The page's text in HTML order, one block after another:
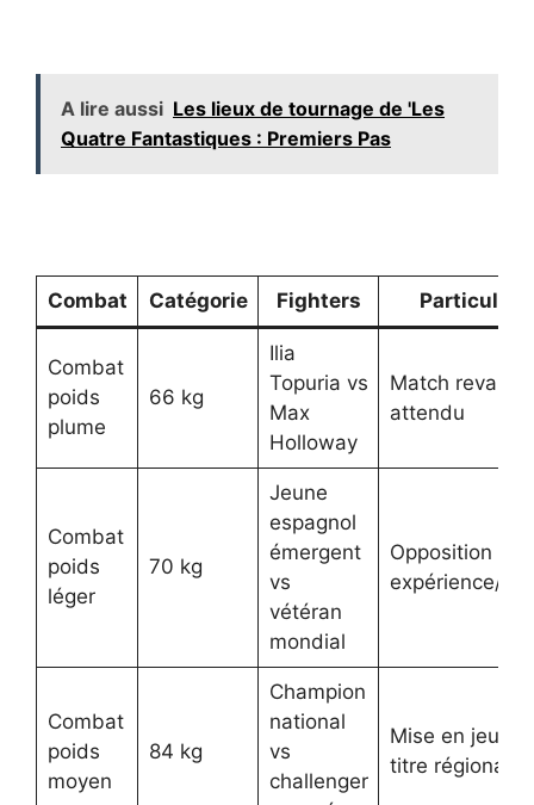
A lire aussi Les lieux de tournage de 'Les
Quatre Fantastiques : Premiers Pas
Combat Catégorie Fighters
Combat
poids
plume
66 kg
Ilia
Topuria vs
Max
Holloway
Match
attendu
Combat
poids
léger
70 kg
Jeune
espagnol
émergent
vs
vétéran
mondial
Opposition
expérience/
Combat
poids
moyen
84 kg
Champion
national
vs
challenger
Mise en jeu
titre régional